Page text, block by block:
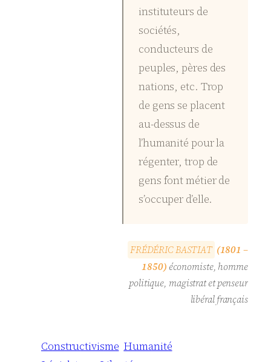
instituteurs de
sociétés,
conducteurs de
peuples, pères des
nations, etc. Trop
de gens se placent
au-dessus de
l’humanité pour la
régenter, trop de
gens font métier de
s’occuper d’elle.
FRÉDÉRICBASTIAT (1801 –
1850) économiste, homme
politique, magistrat et penseur
libéral français
Constructivisme Humanité